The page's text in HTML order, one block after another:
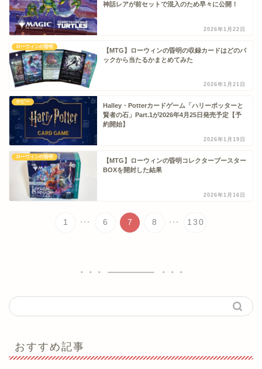
神話レアが前セットで混入のため早々に公開！
2026年1月22日
ローウィンの昏明
【MTG】ローウィンの昏明の収録カードはどのパ
ックから当たるかまとめてみた
2026年1月21日
ホビー
Halley・Potterカードゲーム「ハリーポッターと
賢者の石」Part.1が2026年4月25日発売予定【予
約開始】
2026年1月19日
ローウィンの昏明
【MTG】ローウィンの昏明コレクターブースター
BOXを開封した結果
2026年1月16日
1 ... 6 7 8 ... 130
おすすめ記事